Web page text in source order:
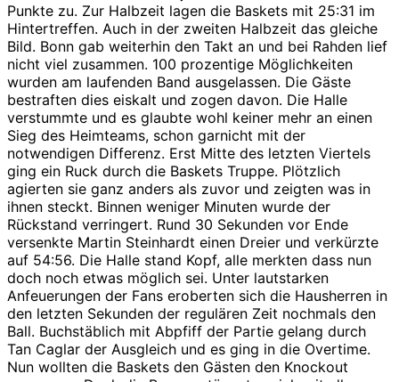
Punkte zu. Zur Halbzeit lagen die Baskets mit 25:31 im
Hintertreffen. Auch in der zweiten Halbzeit das gleiche
Bild. Bonn gab weiterhin den Takt an und bei Rahden lief
nicht viel zusammen. 100 prozentige Möglichkeiten
wurden am laufenden Band ausgelassen. Die Gäste
bestraften dies eiskalt und zogen davon. Die Halle
verstummte und es glaubte wohl keiner mehr an einen
Sieg des Heimteams, schon garnicht mit der
notwendigen Differenz. Erst Mitte des letzten Viertels
ging ein Ruck durch die Baskets Truppe. Plötzlich
agierten sie ganz anders als zuvor und zeigten was in
ihnen steckt. Binnen weniger Minuten wurde der
Rückstand verringert. Rund 30 Sekunden vor Ende
versenkte Martin Steinhardt einen Dreier und verkürzte
auf 54:56. Die Halle stand Kopf, alle merkten dass nun
doch noch etwas möglich sei. Unter lautstarken
Anfeuerungen der Fans eroberten sich die Hausherren in
den letzten Sekunden der regulären Zeit nochmals den
Ball. Buchstäblich mit Abpfiff der Partie gelang durch
Tan Caglar der Ausgleich und es ging in die Overtime.
Nun wollten die Baskets den Gästen den Knockout